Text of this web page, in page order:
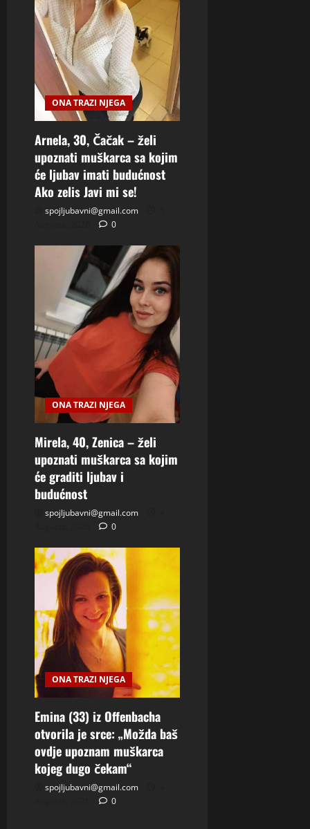
ONA TRAZI NJEGA
Arnela, 30, Čačak – želi
upoznati muškarca sa kojim
će ljubav imati budućnost
Ako zelis Javi mi se!
spojljubavni@gmail.com
0
ONA TRAZI NJEGA
Mirela, 40, Zenica – želi
upoznati muškarca sa kojim
će graditi ljubav i
budućnost
spojljubavni@gmail.com
0
ONA TRAZI NJEGA
Emina (33) iz Offenbacha
otvorila je srce: „Možda baš
ovdje upoznam muškarca
kojeg dugo čekam“
spojljubavni@gmail.com
0